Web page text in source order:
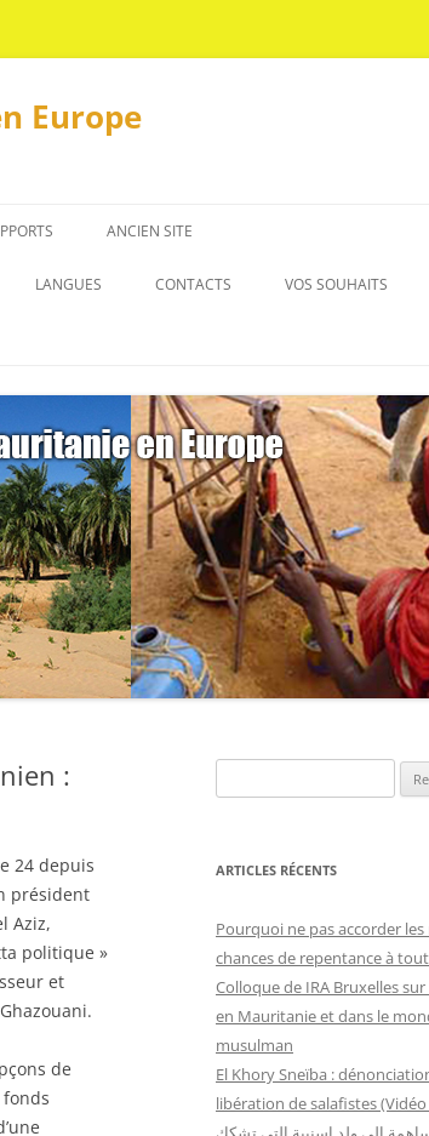
Europe
ANCIEN SITE
LANGUES CONTACTS VOS SOUHAITS
:
24 depuis
président
Aziz,
politique »
et
de
e
h
r
h
:
ARTICLES RÉCENTS
Pourquoi ne pas accorder les
chances de repentance à
Colloque de IRA Bruxelles sur
en Mauritanie et dans le
musulman
El Khory Sneïba :
libération de salafistes